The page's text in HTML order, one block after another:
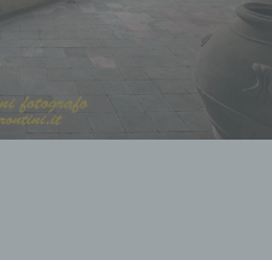
supplementari siano
e siano soggette
fisica identificata o